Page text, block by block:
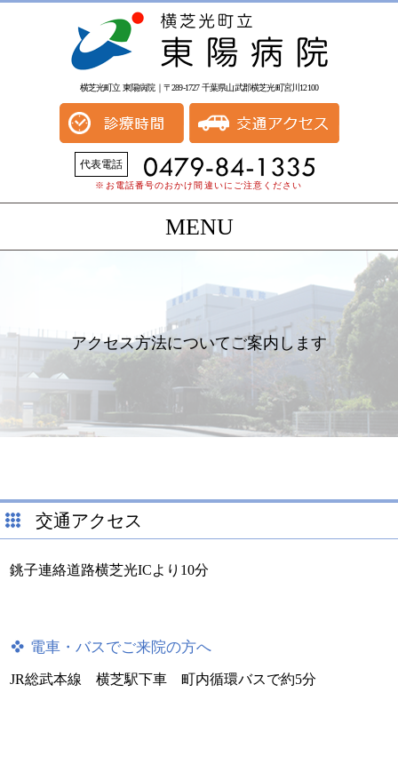
横芝光町立 東陽病院｜〒289-1727 千葉県山武郡横芝光町宮川12100
代表電話
※お電話番号のおかけ間違いにご注意ください
MENU
アクセス方法についてご案内します
交通アクセス
銚子連絡道路横芝光ICより10分
電車・バスでご来院の方へ
JR総武本線 横芝駅下車 町内循環バスで約5分